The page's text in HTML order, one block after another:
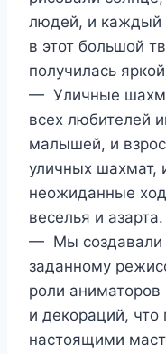
людей, и каждый
в этот большой
получилась
— Уличные
всех любителей
малышей, и
уличных шахмат,
неожиданные
веселья и азарта.
— Мы создавали
заданному
роли
и декораций, что
настоящими